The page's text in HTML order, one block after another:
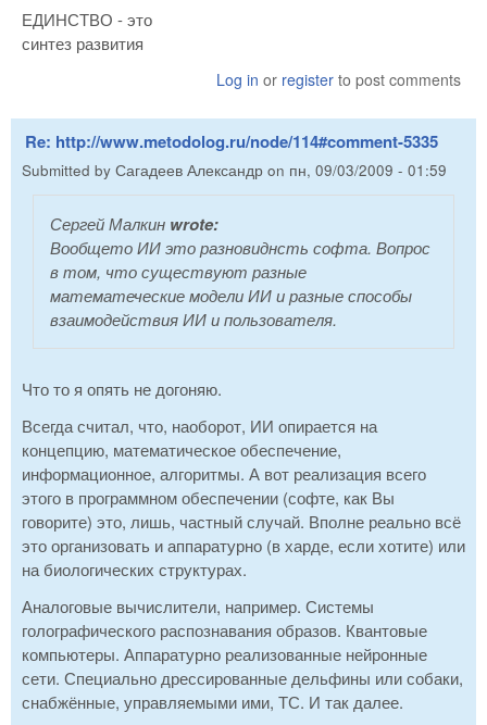
ЕДИНСТВО - это
синтез развития
Log in or register to post comments
Re: http://www.metodolog.ru/node/114#comment-5335
Submitted by Сагадеев Александр on пн, 09/03/2009 - 01:59
Сергей Малкин wrote:
Вообщето ИИ это разновиднсть софта. Вопрос
в том, что существуют разные
математеческие модели ИИ и разные способы
взаимодействия ИИ и пользователя.
Что то я опять не догоняю.
Всегда считал, что, наоборот, ИИ опирается на
концепцию, математическое обеспечение,
информационное, алгоритмы. А вот реализация всего
этого в программном обеспечении (софте, как Вы
говорите) это, лишь, частный случай. Вполне реально всё
это организовать и аппаратурно (в харде, если хотите) или
на биологических структурах.
Аналоговые вычислители, например. Системы
голографического распознавания образов. Квантовые
компьютеры. Аппаратурно реализованные нейронные
сети. Специально дрессированные дельфины или собаки,
снабжённые, управляемыми ими, ТС. И так далее.